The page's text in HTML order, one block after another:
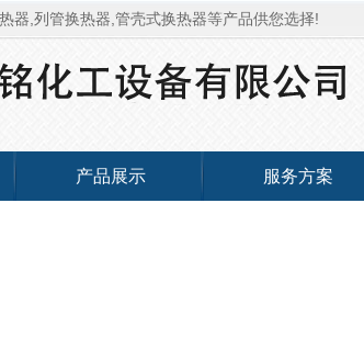
器,列管换热器,管壳式换热器等产品供您选择!
产品展示 服务方案